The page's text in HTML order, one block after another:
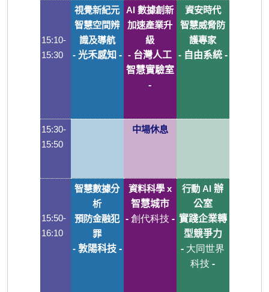
15:10-
15:30
視覺新紀元
智慧空間辨
識及導航
- 光禾感知 -
AI 數據創新
加速產業升
級
- 台灣人工
智慧實驗室
-
資安時代
智慧威脅防
護專家
- 自由系統 -
15:30-
15:50
中場休息
15:50-
16:10
智慧數據分
析
預防金融犯
罪
- 敦陽科技 -
資料科學 x
智慧城市
- 創代科技 -
行動 AI 辦
公室
實踐企業轉
型競爭力
- 大同世界
科技 -